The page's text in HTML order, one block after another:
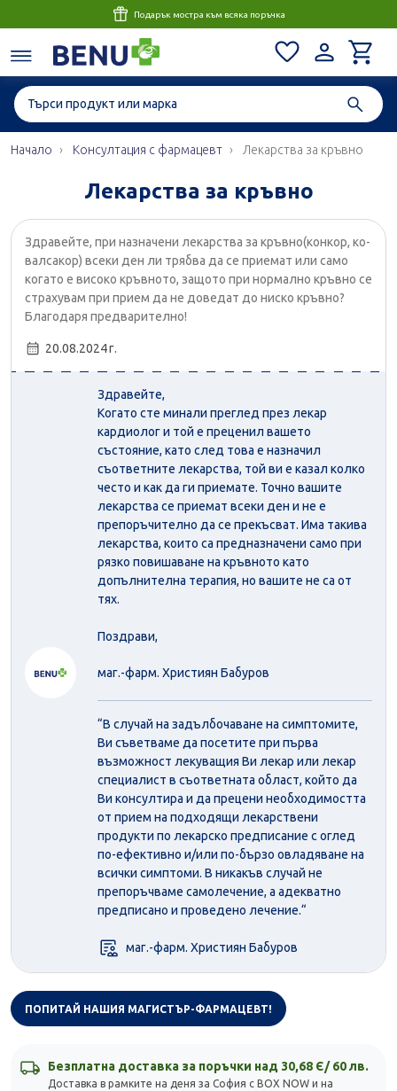
Подарък мостра към всяка поръчка
Начало Консултация с фармацевт Лекарства за кръвно
Лекарства за кръвно
Здравейте, при назначени лекарства за кръвно(конкор, ко-
валсакор) всеки ден ли трябва да се приемат или само
когато е високо кръвното, защото при нормално кръвно се
страхувам при прием да не доведат до ниско кръвно?
Благодаря предварително!
20.08.2024 г.
Здравейте,
Когато сте минали преглед през лекар
кардиолог и той е преценил вашето
състояние, като след това е назначил
съответните лекарства, той ви е казал колко
често и как да ги приемате. Точно вашите
лекарства се приемат всеки ден и не е
препоръчително да се прекъсват. Има такива
лекарства, които са предназначени само при
рязко повишаване на кръвното като
допълнителна терапия, но вашите не са от
тях.
Поздрави,
маг.-фарм. Християн Бабуров
“В случай на задълбочаване на симптомите,
Ви съветваме да посетите при първа
възможност лекуващия Ви лекар или лекар
специалист в съответната област, който да
Ви консултира и да прецени необходимостта
от прием на подходящи лекарствени
продукти по лекарско предписание с оглед
по-ефективно и/или по-бързо овладяване на
всички симптоми. В никакъв случай не
препоръчваме самолечение, а адекватно
предписано и проведено лечение.“
маг.-фарм. Християн Бабуров
ПОПИТАЙ НАШИЯ МАГИСТЪР-ФАРМАЦЕВТ!
Безплатна доставка за поръчки над 30,68 Є/ 60 лв.
Доставка в рамките на деня за София с BOX NOW и на